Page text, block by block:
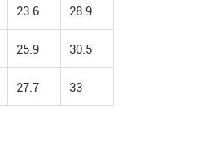
23.6 28.9
25.9 30.5
27.7 33